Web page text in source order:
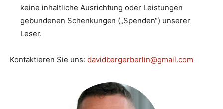
keine inhaltliche Ausrichtung oder Leistungen
gebundenen Schenkungen („Spenden“) unserer
Leser.
Kontaktieren Sie uns: davidbergerberlin@gmail.com